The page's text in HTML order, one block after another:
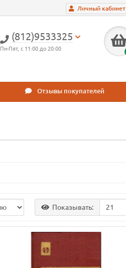
Личный кабинет
(812)9533325
Пн-Пят, с 11:00 до 20:00
Отзывы покупателей
Показывать: